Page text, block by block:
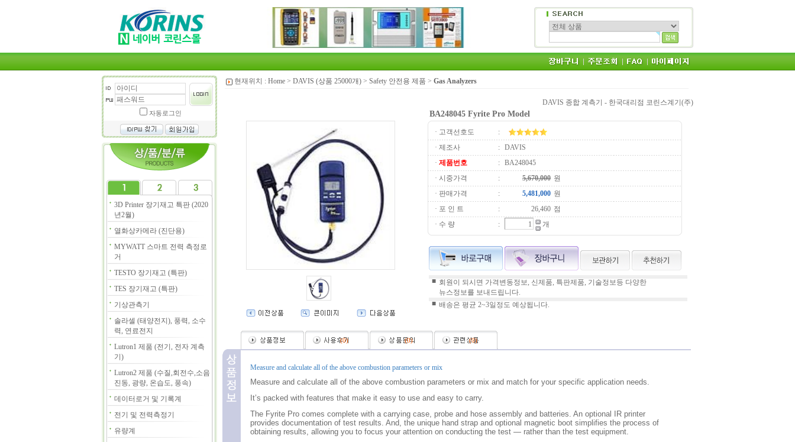
자동로그인
3D Printer 장기재고 특판 (2020
년2월)
열화상카메라 (진단용)
MYWATT 스마트 전력 측정로
거
TESTO 장기재고 (특판)
TES 장기재고 (특판)
기상관측기
솔라셀 (태양전지), 풍력, 소수
력, 연료전지
Lutron1 제품 (전기, 전자 계측
기)
Lutron2 제품 (수질,회전수,소음
진동, 광량, 온습도, 풍속)
데이터로거 및 기록계
전기 및 전력측정기
유량계
현재위치 : Home > DAVIS (상품 25000개) > Safety 안전용 제품 > Gas Analyzers
DAVIS 종합 계측기 - 한국대리점 코린스계기(주)
BA248045 Fyrite Pro Model
· 고객선호도
:
· 제조사
:
DAVIS
· 제품번호 :
BA248045
· 시중가격
:
원
· 판매가격
:
원
· 포 인 트
:
점
· 수 량
: 개
■ 회원이 되시면 가격변동정보, 신제품, 특판제품, 기술정보등 다양한
뉴스정보를 보내드립니다.
■ 배송은 평균 2~3일정도 예상됩니다.
(0) (0) (0)
Measure and calculate all of the above combustion parameters or mix
Measure and calculate all of the above combustion parameters or mix and match for your specific application needs.
It’s packed with features that make it easy to use and easy to carry.
The Fyrite Pro comes complete with a carrying case, probe and hose assembly and batteries. An optional IR printer
provides documentation of test results. And, the unique hand strap and optional magnetic boot simplifies the process of
obtaining results, allowing you to focus your attention on conducting the test — rather than the test equipment.